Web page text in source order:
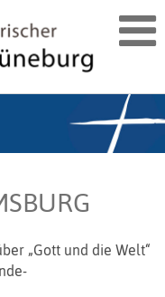
„Gott und die Welt“